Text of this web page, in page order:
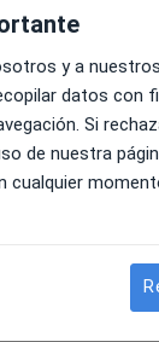
otra
y a
datos
Si
de nuestra
cualquier